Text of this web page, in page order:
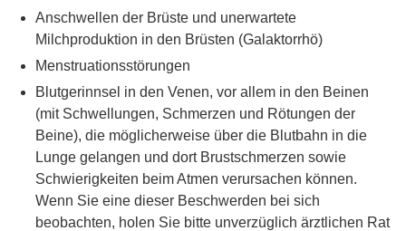
Anschwellen der Brüste und unerwartete
Milchproduktion in den Brüsten (Galaktorrhö)
Menstruationsstörungen
Blutgerinnsel in den Venen, vor allem in den Beinen
(mit Schwellungen, Schmerzen und Rötungen der
Beine), die möglicherweise über die Blutbahn in die
Lunge gelangen und dort Brustschmerzen sowie
Schwierigkeiten beim Atmen verursachen können.
Wenn Sie eine dieser Beschwerden bei sich
beobachten, holen Sie bitte unverzüglich ärztlichen Rat